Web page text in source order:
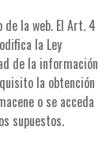
la web. El Art. 4
la Ley
de la información
la obtención
o se acceda
supuestos.